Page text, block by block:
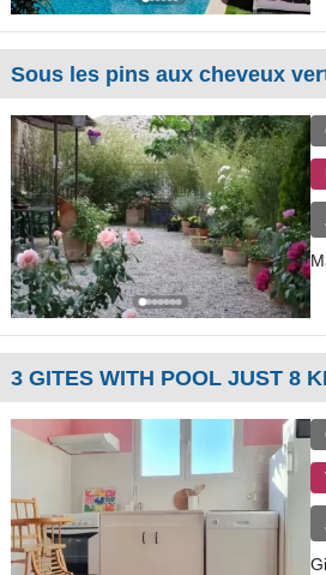
Sous les pins aux cheveux
3 GITES WITH POOL JUST 8